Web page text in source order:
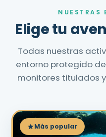
NUESTRAS
Elige tu
Todas nuestras
entorno protegido
monitores titulados
Más popular